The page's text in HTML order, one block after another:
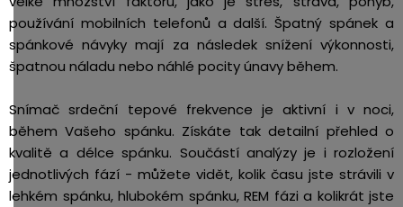
používání mobilních telefonů a další. Špatný spánek a
spánkové návyky mají za následek snížení výkonnosti,
špatnou náladu nebo náhlé pocity únavy během.
Snímač srdeční tepové frekvence je aktivní i v noci,
během Vašeho spánku. Získáte tak detailní přehled o
kvalitě a délce spánku. Součástí analýzy je i rozložení
jednotlivých fází - můžete vidět, kolik času jste strávili v
lehkém spánku, hlubokém spánku, REM fázi a kolikrát jste